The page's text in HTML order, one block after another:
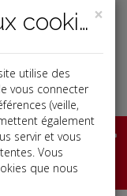
×
Politique relative aux cookies
utilise des
vous connecter
(veille,
également
servir et vous
Vous
que nous